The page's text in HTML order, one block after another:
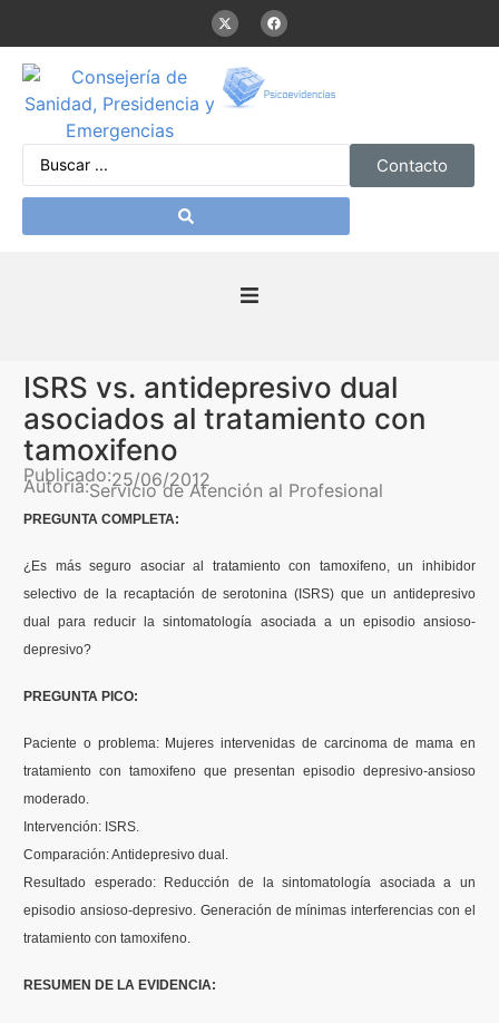
Contacto
Presentación
De interés
Contenidos Psicoevidencias
Formación
Boletín
ISRS vs. antidepresivo dual
asociados al tratamiento con
tamoxifeno
Publicado:25/06/2012
Autoría:Servicio de Atención al Profesional
PREGUNTA COMPLETA:
¿Es más seguro asociar al tratamiento con tamoxifeno, un inhibidor
selectivo de la recaptación de serotonina (ISRS) que un antidepresivo
dual para reducir la sintomatología asociada a un episodio ansioso-
depresivo?
PREGUNTA PICO:
Paciente o problema: Mujeres intervenidas de carcinoma de mama en
tratamiento con tamoxifeno que presentan episodio depresivo-ansioso
moderado.
Intervención: ISRS.
Comparación: Antidepresivo dual.
Resultado esperado: Reducción de la sintomatología asociada a un
episodio ansioso-depresivo. Generación de mínimas interferencias con el
tratamiento con tamoxifeno.
RESUMEN DE LA EVIDENCIA: